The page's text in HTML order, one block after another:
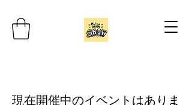
現在開催中のイベントはありま